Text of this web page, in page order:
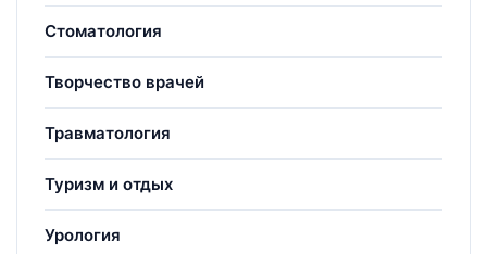
Стоматология
Творчество врачей
Травматология
Туризм и отдых
Урология